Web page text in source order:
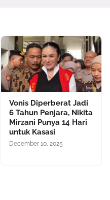
Vonis Diperberat Jadi
6 Tahun Penjara, Nikita
Mirzani Punya 14 Hari
untuk Kasasi
December 10, 2025